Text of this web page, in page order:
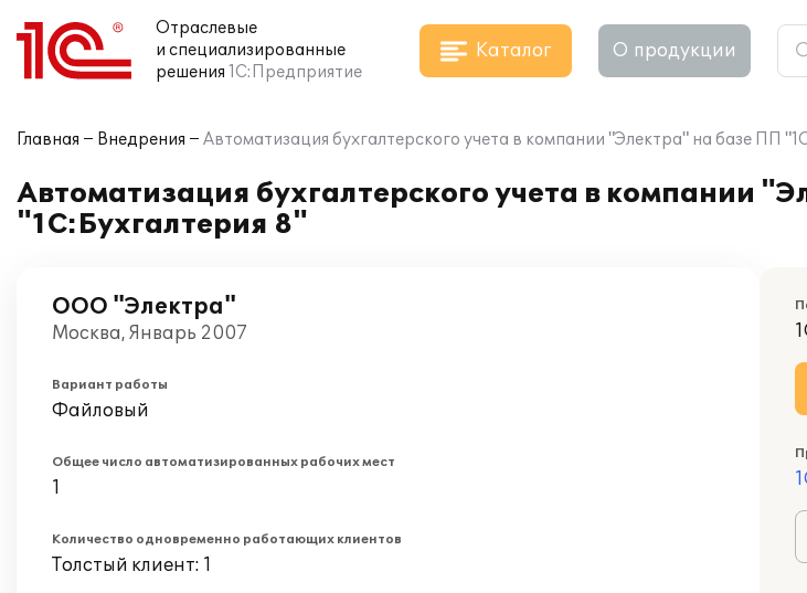
Отраслевые
и специализированные
решения 1С:Предприятие
Каталог О продукции
Главная Внедрения Автоматизация бухгалтерского учета в компании "Электра" на базе ПП
Автоматизация бухгалтерского учета в компании
"1С:Бухгалтерия 8"
ООО "Электра"
Москва, Январь 2007
Вариант работы
Файловый
Общее число автоматизированных рабочих мест
1
Количество одновременно работающих клиентов
Толстый клиент: 1